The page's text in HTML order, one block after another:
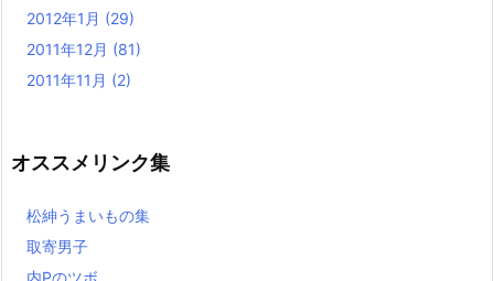
2012年1月 (29)
2011年12月 (81)
2011年11月 (2)
オススメリンク集
松紳うまいもの集
取寄男子
内Pのツボ